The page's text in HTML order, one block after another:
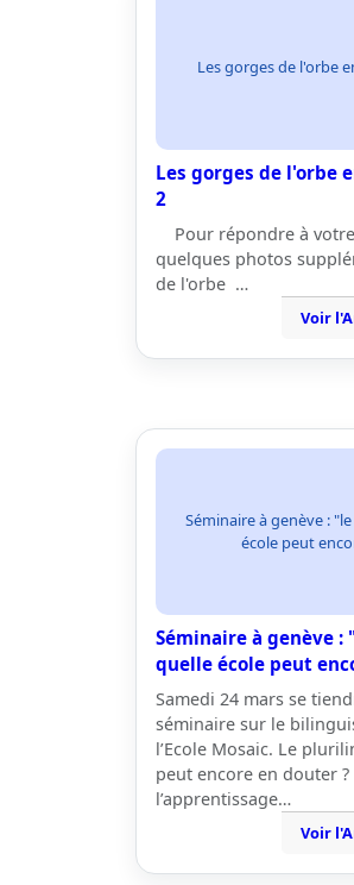
Les gorges de l'orbe
Les gorges de l'orbe
2
Pour répondre à
quelques photos
de l'orbe …
Voir
Séminaire à genève :
école peut
Séminaire à genève
quelle école peut
Samedi 24 mars se
séminaire sur le
l’Ecole Mosaic. Le
peut encore en douter
l’apprentissage…
Voir